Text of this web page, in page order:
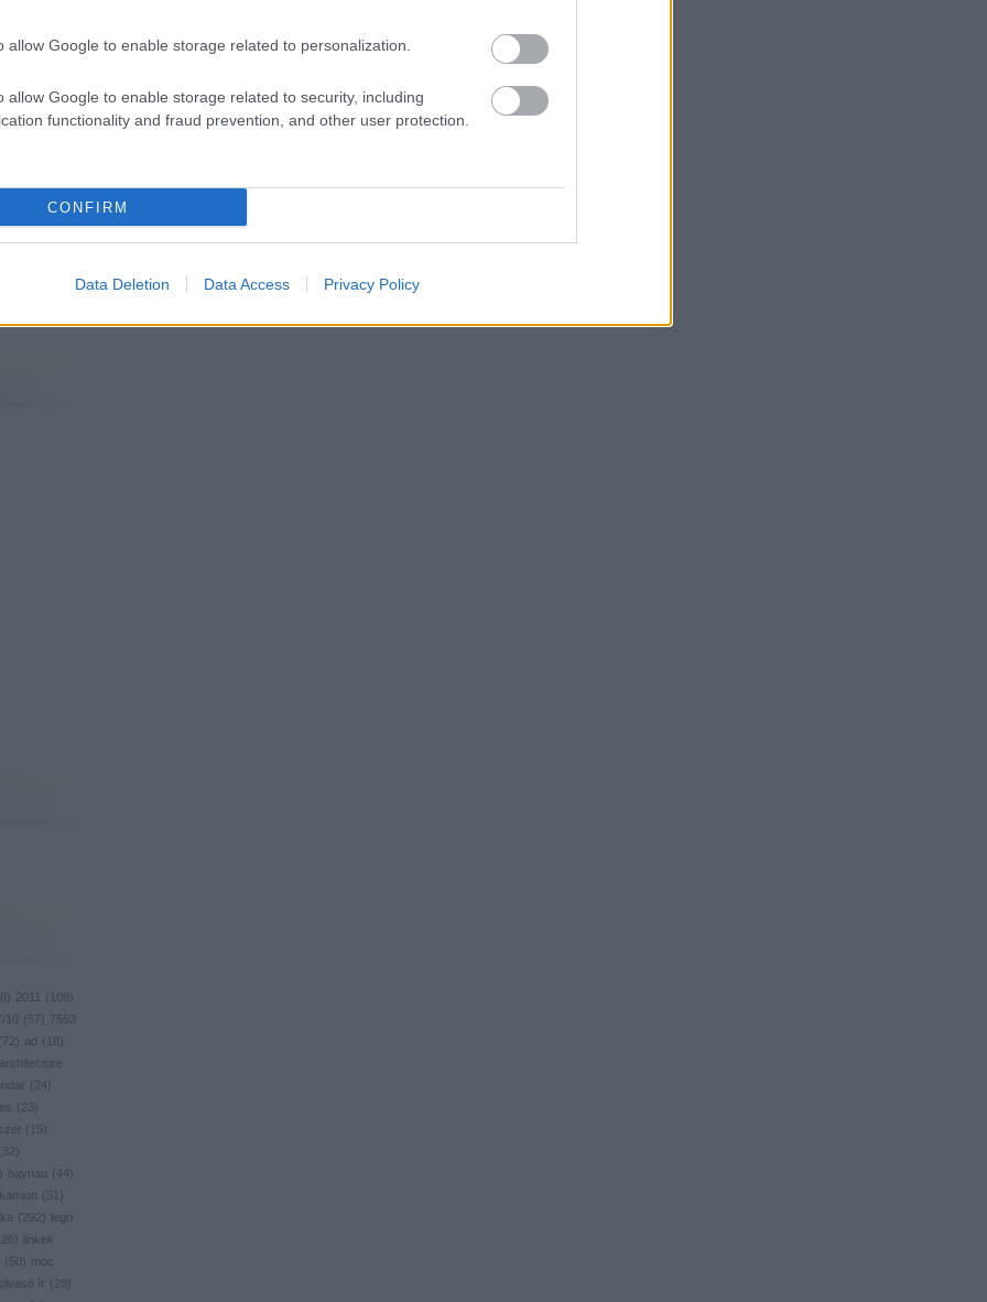
allow Google to enable storage related to personalization.
allow Google to enable storage related to security, including
functionality and fraud prevention, and other user protection.
CONFIRM
Data Deletion Data Access Privacy Policy
használtan
7636
) 2011 ( 108 )
10 ( 57) 7553
72) ad ( 18 )
architecture
( 24)
( 23)
( 15)
32)
) haynau ( 44)
kamion ( 31
)
( 292)
lego
26 )
linkek
( 50) moc
olvasó ír ( 28 )